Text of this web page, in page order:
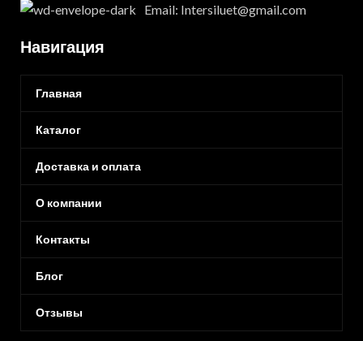
Email: Intersiluet@gmail.com
Навигация
Главная
Каталог
Доставка и оплата
О компании
Контакты
Блог
Отзывы